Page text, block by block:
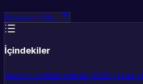
Devamını Oku
İçindekiler
İstanbul sohbet odaları 2026: Neler